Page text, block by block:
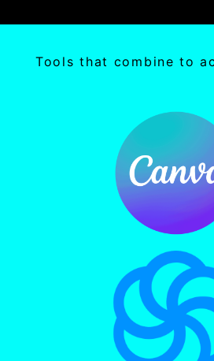
Tools that combine to